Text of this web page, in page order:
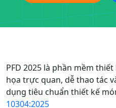
PFD 2025 là phần mềm
họa trực quan, dễ thao tác
dụng tiêu chuẩn thiết kế
10304:2025